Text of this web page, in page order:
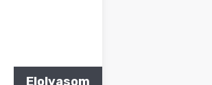
Elolvasom